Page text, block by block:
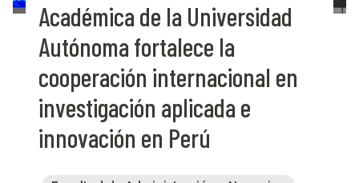
Académica de la Universidad
Autónoma fortalece la
cooperación internacional en
investigación aplicada e
innovación en Perú